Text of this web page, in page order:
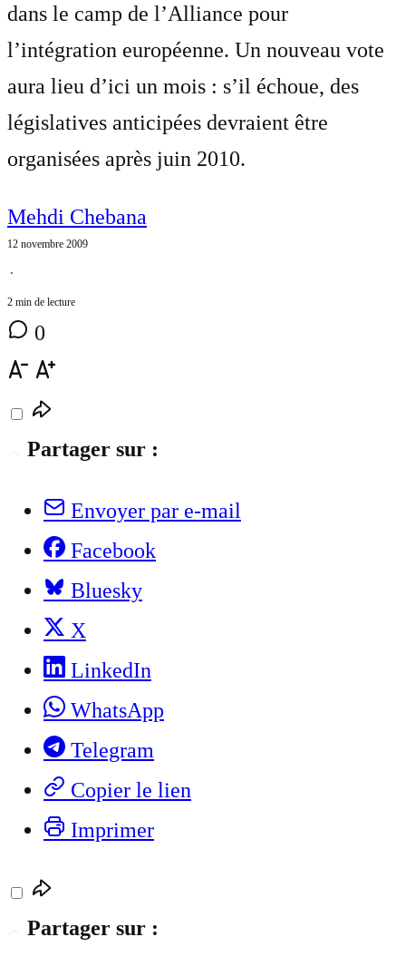
dans le camp de l’Alliance pour
l’intégration européenne. Un nouveau vote
aura lieu d’ici un mois : s’il échoue, des
législatives anticipées devraient être
organisées après juin 2010.
Mehdi Chebana
12 novembre 2009
⋅
2 min de lecture
0
Partager sur :
Envoyer par e-mail
Facebook
Bluesky
X
LinkedIn
WhatsApp
Telegram
Copier le lien
Imprimer
Partager sur :